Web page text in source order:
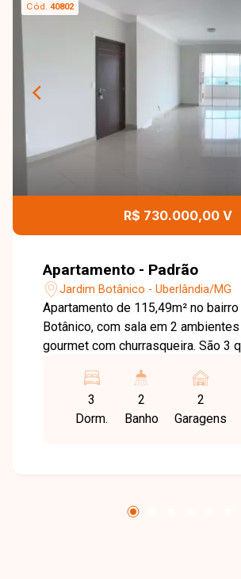
Cód.40802
R$ 730.000,00 V
Apartamento - Padrão
Jardim Botânico - Uberlândia/MG
Apartamento de 115,49m² no
Botânico, com sala em 2
gourmet com churrasqueira. São 3
cozinha e lavanderia com armários
Conta com 2 vagas de garagem
incrível da cidade. O condomínio
3
Dorm.
2
Banho
2
Garagens